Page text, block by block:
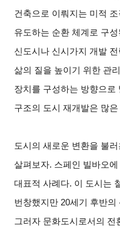
건축으로 이뤄지는 미적
유도하는 순환 체계로 구
신도시나 신시가지 개발
삶의 질을 높이기 위한 관
장치를 구성하는 방향으로
구조의 도시 재개발은 많
도시의 새로운 변환을 불
살펴보자. 스페인 빌바오
대표적 사례다. 이 도시는
번창했지만 20세기 후반
그러자 문화도시로서의